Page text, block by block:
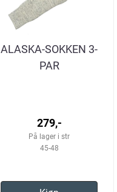
ALASKA-SOKKEN 3-
PAR
279,-
På lager i str
45-48